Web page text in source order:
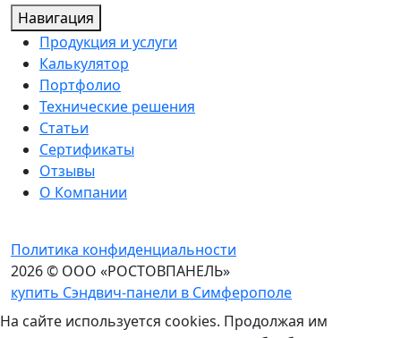
Навигация
Продукция и услуги
Калькулятор
Портфолио
Технические решения
Статьи
Сертификаты
Отзывы
О Компании
2026 © ООО «РОСТОВПАНЕЛЬ»
купить Сэндвич-панели в Симферополе
Политика конфиденциальности
На сайте используется cookies. Продолжая им